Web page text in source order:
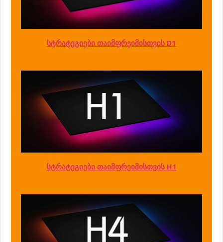
სტრატეგიები თაიმფრეიმისთვის D1
სტრატეგიები თაიმფრეიმისთვის H1